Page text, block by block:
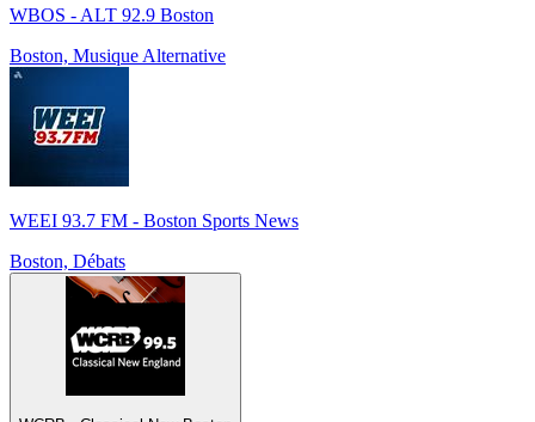
WBOS - ALT 92.9 Boston
Boston, Musique Alternative
WEEI 93.7 FM - Boston Sports News
Boston, Débats